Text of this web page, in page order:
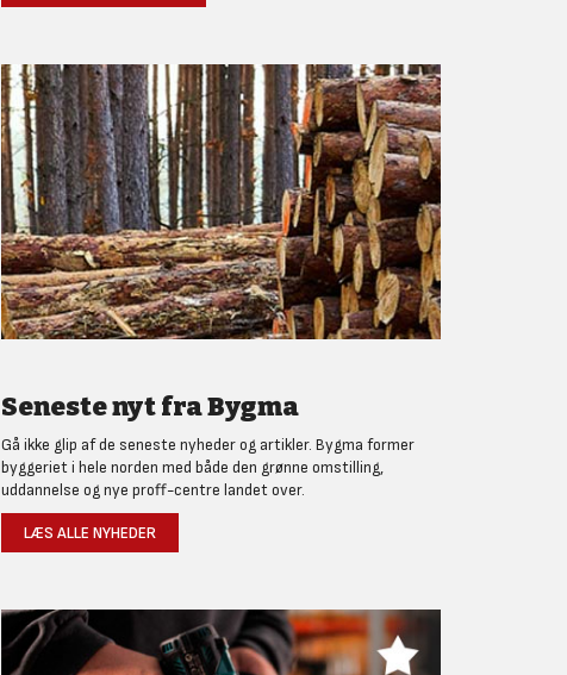
Seneste nyt fra Bygma
Gå ikke glip af de seneste nyheder og artikler. Bygma former
byggeriet i hele norden med både den grønne omstilling,
uddannelse og nye proff-centre landet over.
LÆS ALLE NYHEDER